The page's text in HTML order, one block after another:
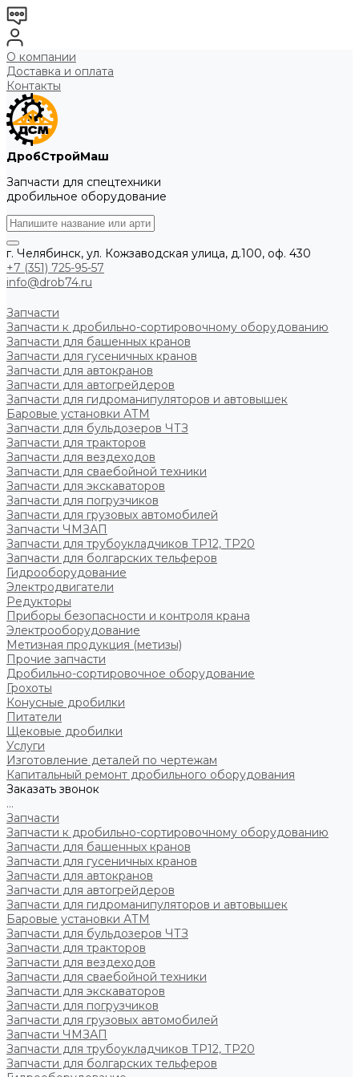
О компании
Доставка и оплата
Контакты
ДробСтройМаш
Запчасти для спецтехники
дробильное оборудование
г. Челябинск, ул. Кожзаводская улица, д.100, оф. 430
+7 (351) 725-95-57
info@drob74.ru
Запчасти
Запчасти к дробильно-сортировочному оборудованию
Запчасти для башенных кранов
Запчасти для гусеничных кранов
Запчасти для автокранов
Запчасти для автогрейдеров
Запчасти для гидроманипуляторов и автовышек
Баровые установки АТМ
Запчасти для бульдозеров ЧТЗ
Запчасти для тракторов
Запчасти для вездеходов
Запчасти для сваебойной техники
Запчасти для экскаваторов
Запчасти для погрузчиков
Запчасти для грузовых автомобилей
Запчасти ЧМЗАП
Запчасти для трубоукладчиков ТР12, ТР20
Запчасти для болгарских тельферов
Гидрооборудование
Электродвигатели
Редукторы
Приборы безопасности и контроля крана
Электрооборудование
Метизная продукция (метизы)
Прочие запчасти
Дробильно-сортировочное оборудование
Грохоты
Конусные дробилки
Питатели
Щековые дробилки
Услуги
Изготовление деталей по чертежам
Капитальный ремонт дробильного оборудования
Заказать звонок
...
Запчасти
Запчасти к дробильно-сортировочному оборудованию
Запчасти для башенных кранов
Запчасти для гусеничных кранов
Запчасти для автокранов
Запчасти для автогрейдеров
Запчасти для гидроманипуляторов и автовышек
Баровые установки АТМ
Запчасти для бульдозеров ЧТЗ
Запчасти для тракторов
Запчасти для вездеходов
Запчасти для сваебойной техники
Запчасти для экскаваторов
Запчасти для погрузчиков
Запчасти для грузовых автомобилей
Запчасти ЧМЗАП
Запчасти для трубоукладчиков ТР12, ТР20
Запчасти для болгарских тельферов